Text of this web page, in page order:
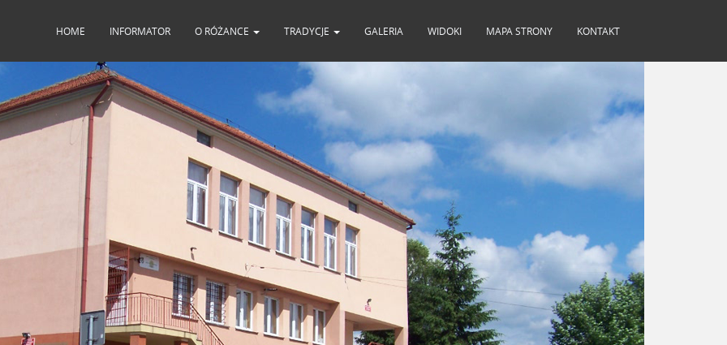
HOME INFORMATOR O RÓŻANCE TRADYCJE GALERIA WIDOKI MAPA STRONY KONTAKT